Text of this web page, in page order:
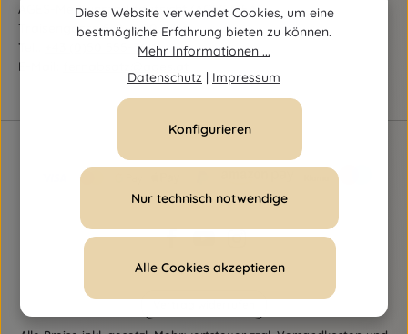
AGES-Medizinmarktaufsicht (AGES MEA)
Traisengasse 5, A-1200 Wien
Tel.:
+43 (0)50 555-36111
E-Mail:
Diese Website verwendet Cookies, um eine
bestmögliche Erfahrung bieten zu können.
Mehr Informationen ...
Datenschutz | Impressum
Nur technisch notwendige
Konfigurieren
Alle Cookies akzeptieren